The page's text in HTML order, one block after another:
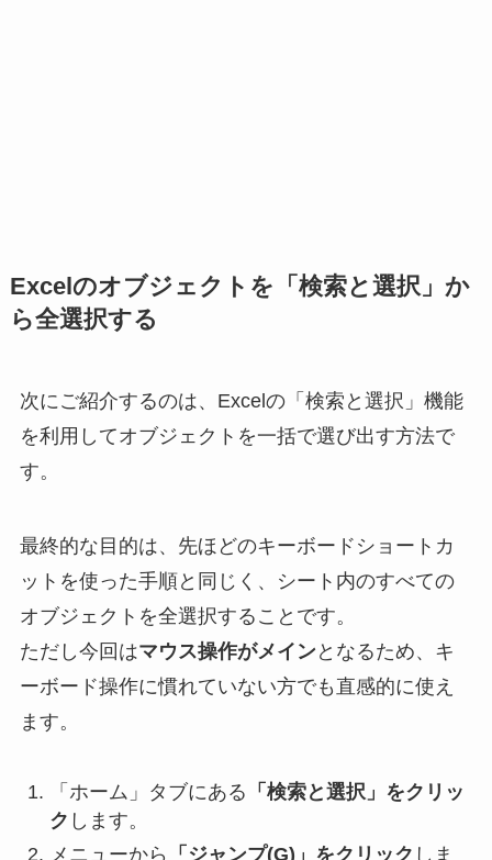
Excelのオブジェクトを「検索と選択」か
ら全選択する
次にご紹介するのは、Excelの「検索と選択」機能
を利用してオブジェクトを一括で選び出す方法で
す。
最終的な目的は、先ほどのキーボードショートカ
ットを使った手順と同じく、シート内のすべての
オブジェクトを全選択することです。
ただし今回はマウス操作がメインとなるため、キ
ーボード操作に慣れていない方でも直感的に使え
ます。
「ホーム」タブにある 「検索と選択」をクリッ
ク します。
メニューから
「ジャンプ(G)」をクリック しま